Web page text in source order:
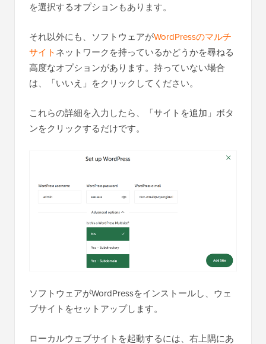
を選択するオプションもあります。
それ以外にも、ソフトウェアがWordPressのマルチ
サイトネットワークを持っているかどうかを尋ねる
高度なオプションがあります。持っていない場合
は、「いいえ」をクリックしてください。
これらの詳細を入力したら、「サイトを追加」ボタ
ンをクリックするだけです。
ソフトウェアがWordPressをインストールし、ウェ
ブサイトをセットアップします。
ローカルウェブサイトを起動するには、右上隅にあ